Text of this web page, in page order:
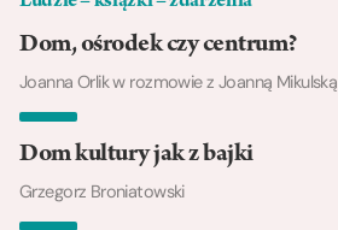
Dom, ośrodek czy centrum?
Joanna Orlik w rozmowie z Joanną Mikulską
Dom kultury jak z bajki
Grzegorz Broniatowski